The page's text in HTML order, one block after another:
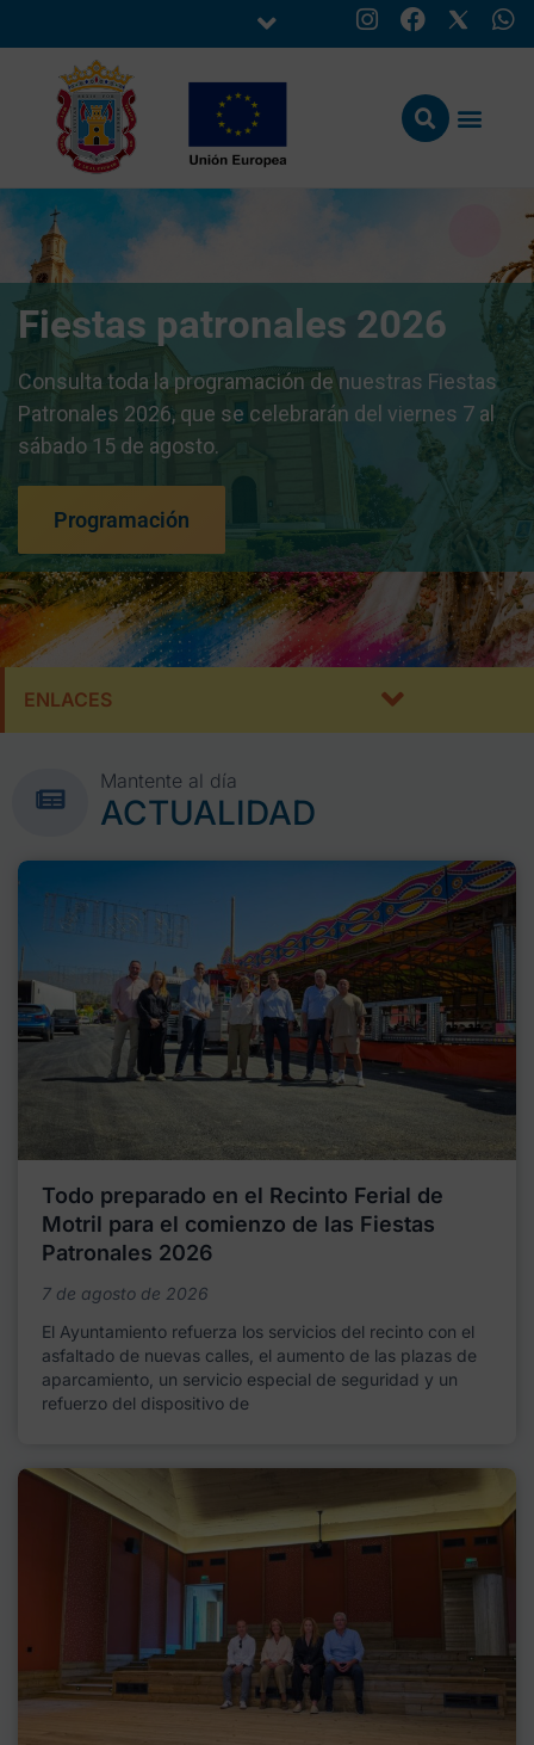
Fiestas patronales 2026
Consulta toda la programación de nuestras Fiestas
Patronales 2026, que se celebrarán del viernes 7 al
sábado 15 de agosto.
Programación
ENLACES
Mantente al día
ACTUALIDAD
Todo preparado en el Recinto Ferial de
Motril para el comienzo de las Fiestas
Patronales 2026
7 de agosto de 2026
El Ayuntamiento refuerza los servicios del recinto con el
asfaltado de nuevas calles, el aumento de las plazas de
aparcamiento, un servicio especial de seguridad y un
refuerzo del dispositivo de